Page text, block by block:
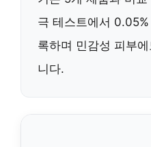
극 테스트에서
록하며 민감성 피부
니다.